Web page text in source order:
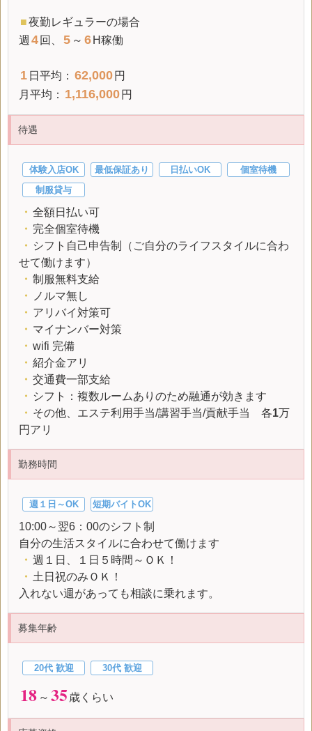
■夜勤レギュラーの場合
週 4 回、 5 ～ 6 H稼働
1 日平均： 62,000 円
月平均： 1,116,000 円
待遇
体験入店OK 最低保証あり 日払いOK
個室待機
制服貸与
・ 全額日払い可
・ 完全個室待機
・ シフト自己申告制（ご自分のライフスタイルに合わ
せて働けます）
・ 制服無料支給
・
ノルマ無し
・ アリバイ対策可
・ マイナンバー対策
・ wifi 完備
・ 紹介金アリ
・ 交通費一部支給
・ シフト：複数ルームありのため融通が効きます
・ その他、エステ利用手当/講習手当/貢献手当 各1万
円アリ
勤務時間
週１日～OK 短期バイトOK
10:00～翌6：00のシフト制
自分の生活スタイルに合わせて働けます
・ 週１日、１日５時間～ＯＫ！
・ 土日祝のみＯＫ！
入れない週があっても相談に乗れます。
募集年齢
20代 歓迎 30代 歓迎
18 ～ 35 歳くらい